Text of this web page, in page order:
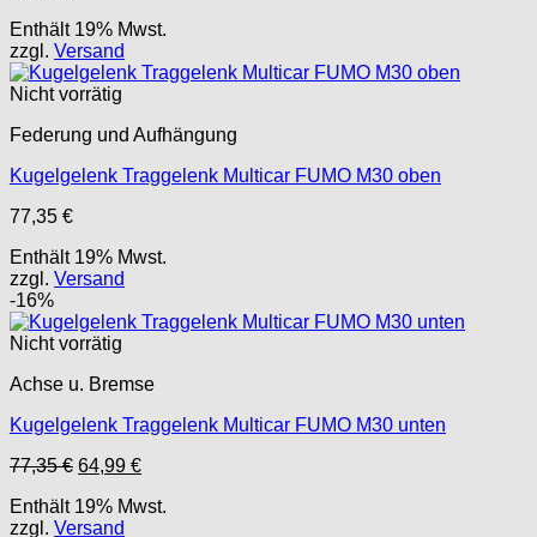
Enthält 19% Mwst.
zzgl. Versand
Nicht vorrätig
Federung und Aufhängung
Kugelgelenk Traggelenk Multicar FUMO M30 oben
77,35 €
Enthält 19% Mwst.
zzgl. Versand
-16%
Nicht vorrätig
Achse u. Bremse
Kugelgelenk Traggelenk Multicar FUMO M30 unten
77,35€ Ursprünglicher
war:
77,35 €
64,99 €Aktueller
ist:
Enthält 19% Mwst.
zzgl. Versand